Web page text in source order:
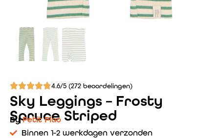
4.6/5 (272 beoordelingen)
Sky Leggings – Frosty
Spruce Striped
ByPetit Piao
Binnen 1-2 werkdagen verzonden